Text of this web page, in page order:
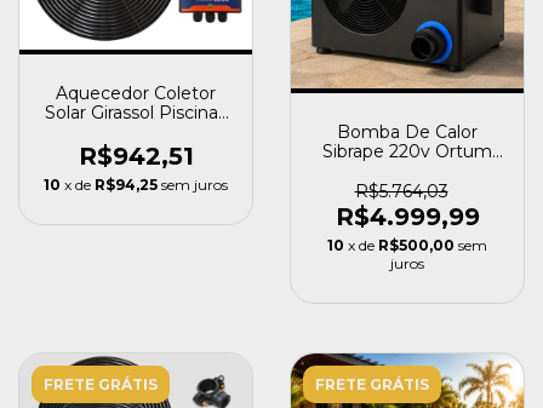
Aquecedor Coletor
Solar Girassol Piscinas
G200
R$942,51
10 x de R$94,25 sem juros
Bomba De Calor
Sibrape 220v Ortum
220v 220v
R$5.764,03
R$4.999,99
10 x de R$500,00 sem
juros
FRETE GRÁTIS FRETE GRÁTIS